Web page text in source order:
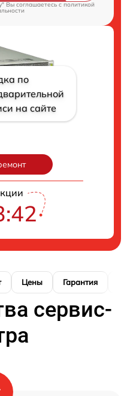
Вы соглашаетесь cполитикой
по
на сайте
Цены Гарантия
сервис-